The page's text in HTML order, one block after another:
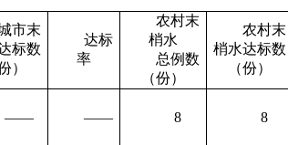
市末
标数
）
达标
率
农村末
梢水
总例数
（份）
农村末
梢水达标数
（份）
—— —— 8 8